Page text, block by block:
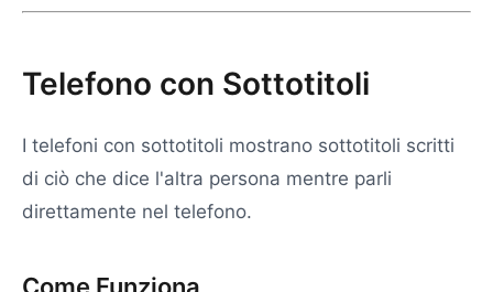
Telefono con Sottotitoli
I telefoni con sottotitoli mostrano sottotitoli scritti
di ciò che dice l'altra persona mentre parli
direttamente nel telefono.